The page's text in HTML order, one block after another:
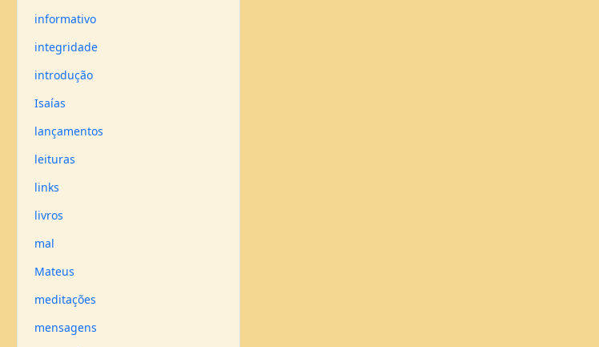
informativo
integridade
introdução
Isaías
lançamentos
leituras
links
livros
mal
Mateus
meditações
mensagens